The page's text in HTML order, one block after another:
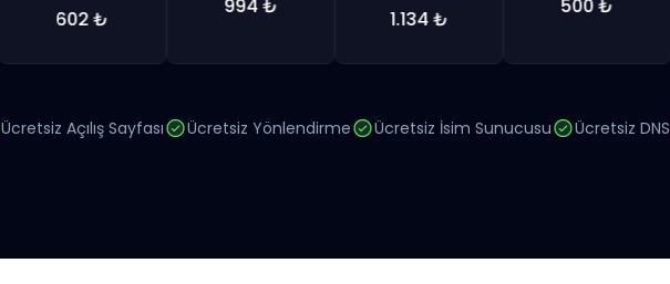
602 ₺
994 ₺
1.134 ₺
500 ₺
Ücretsiz Açılış Sayfası Ücretsiz Yönlendirme Ücretsiz İsim Sunucusu Ücretsiz DNS